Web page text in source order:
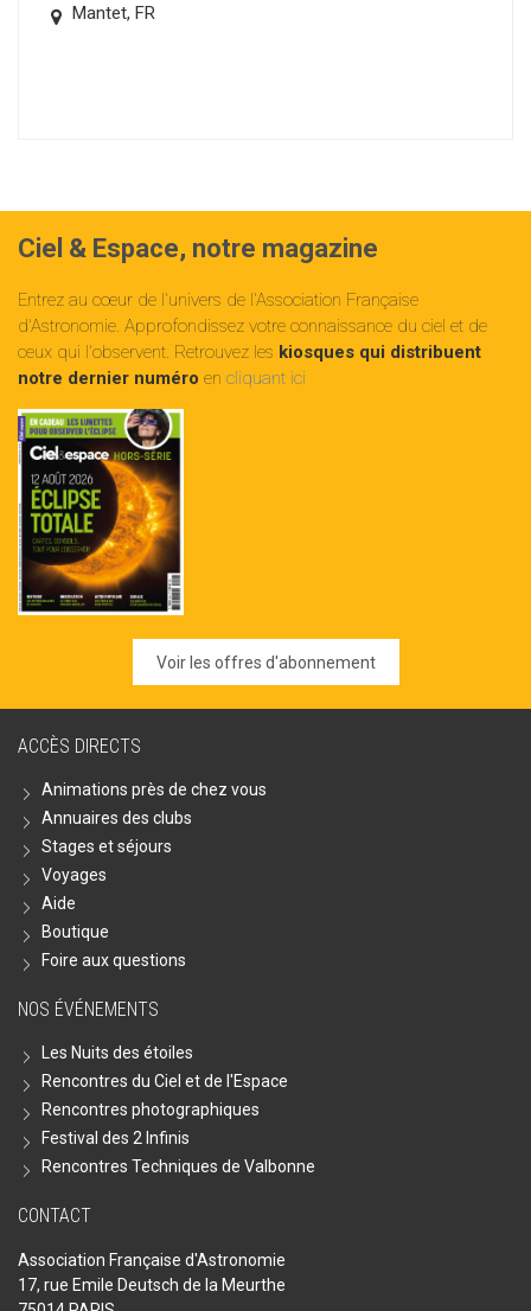
Mantet, FR
Ciel & Espace, notre magazine
Entrez au cœur de l'univers de l'Association Française
d'Astronomie. Approfondissez votre connaissance du ciel et de
ceux qui l'observent. Retrouvez les kiosques qui distribuent
notre dernier numéro en cliquant ici
Voir les offres d'abonnement
ACCÈS DIRECTS
Animations près de chez vous
Annuaires des clubs
Stages et séjours
Voyages
Aide
Boutique
Foire aux questions
NOS ÉVÉNEMENTS
Les Nuits des étoiles
Rencontres du Ciel et de l'Espace
Rencontres photographiques
Festival des 2 Infinis
Rencontres Techniques de Valbonne
CONTACT
Association Française d'Astronomie
17, rue Emile Deutsch de la Meurthe